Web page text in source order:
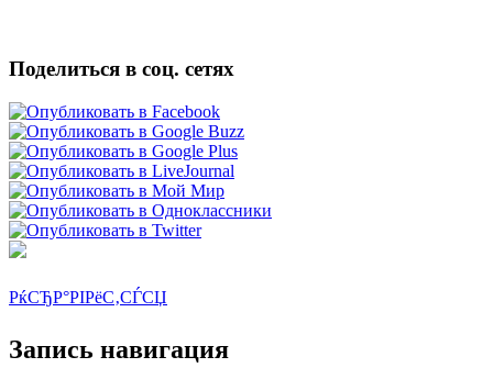
Поделиться в соц. сетях
РќСЂР°РІРёС‚СЃСЏ
Запись навигация